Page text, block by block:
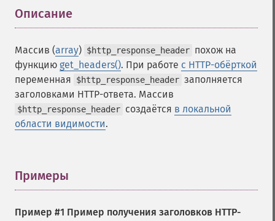
Описание
Массив (array) $http_response_header похож на
функцию get_headers(). При работе с HTTP-обёрткой
переменная
$http_response_header заполняется
заголовками HTTP-ответа. Массив
$http_response_header создаётся в локальной
области видимости.
Примеры
Пример #1 Пример получения заголовков HTTP-